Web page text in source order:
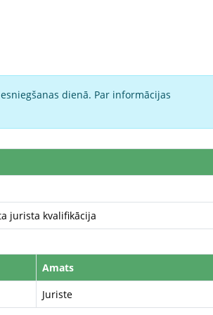
dienā. Par informācijas
jurista kvalifikācija
Amats
Juriste